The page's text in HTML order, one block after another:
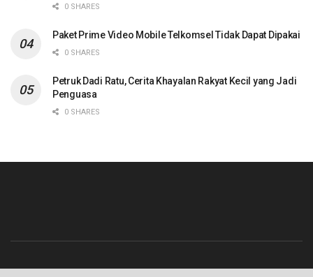
0 SHARES
Paket Prime Video Mobile Telkomsel Tidak Dapat Dipakai
0 SHARES
Petruk Dadi Ratu, Cerita Khayalan Rakyat Kecil yang Jadi
Penguasa
0 SHARES